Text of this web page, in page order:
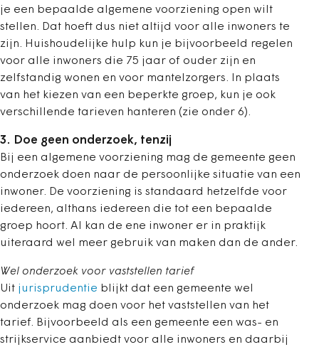
je een bepaalde algemene voorziening open wilt
stellen. Dat hoeft dus niet altijd voor alle inwoners te
zijn. Huishoudelijke hulp kun je bijvoorbeeld regelen
voor alle inwoners die 75 jaar of ouder zijn en
zelfstandig wonen en voor mantelzorgers. In plaats
van het kiezen van een beperkte groep, kun je ook
verschillende tarieven hanteren (zie onder 6).
3. Doe geen onderzoek, tenzij
Bij een algemene voorziening mag de gemeente geen
onderzoek doen naar de persoonlijke situatie van een
inwoner. De voorziening is standaard hetzelfde voor
iedereen, althans iedereen die tot een bepaalde
groep hoort. Al kan de ene inwoner er in praktijk
uiteraard wel meer gebruik van maken dan de ander.
Wel onderzoek voor vaststellen tarief
Uit jurisprudentie blijkt dat een gemeente wel
onderzoek mag doen voor het vaststellen van het
tarief. Bijvoorbeeld als een gemeente een was- en
strijkservice aanbiedt voor alle inwoners en daarbij